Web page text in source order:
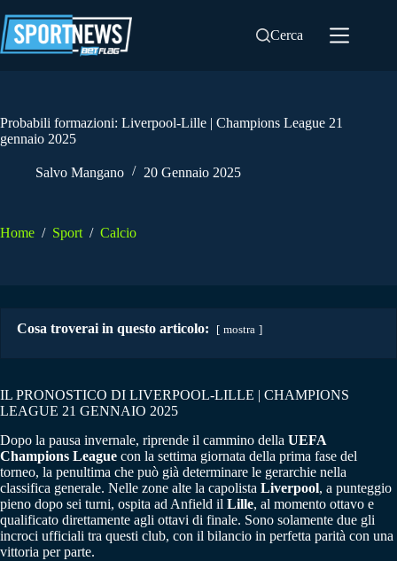
al
contenuto
Cerca
Probabili formazioni: Liverpool-Lille | Champions League 21
gennaio 2025
Salvo Mangano 20 Gennaio 2025
Home / Sport / Calcio
Cosa troverai in questo articolo: mostra
IL PRONOSTICO DI LIVERPOOL-LILLE | CHAMPIONS
LEAGUE 21 GENNAIO 2025
Dopo la pausa invernale, riprende il cammino della UEFA
Champions League con la settima giornata della prima fase del
torneo, la penultima che può già determinare le gerarchie nella
classifica generale. Nelle zone alte la capolista Liverpool, a punteggio
pieno dopo sei turni, ospita ad Anfield il Lille, al momento ottavo e
qualificato direttamente agli ottavi di finale. Sono solamente due gli
incroci ufficiali tra questi club, con il bilancio in perfetta parità con una
vittoria per parte.